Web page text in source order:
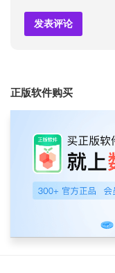
正版软件购买